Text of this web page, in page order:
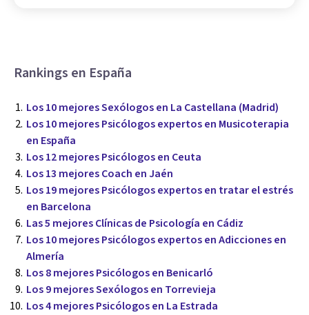
Rankings en España
Los 10 mejores Sexólogos en La Castellana (Madrid)
Los 10 mejores Psicólogos expertos en Musicoterapia
en España
Los 12 mejores Psicólogos en Ceuta
Los 13 mejores Coach en Jaén
Los 19 mejores Psicólogos expertos en tratar el estrés
en Barcelona
Las 5 mejores Clínicas de Psicología en Cádiz
Los 10 mejores Psicólogos expertos en Adicciones en
Almería
Los 8 mejores Psicólogos en Benicarló
Los 9 mejores Sexólogos en Torrevieja
Los 4 mejores Psicólogos en La Estrada